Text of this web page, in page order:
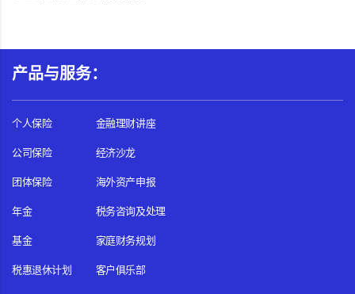
产品与服务：
个人保险
公司保险
团体保险
年金
基金
税惠退休计划
金融理财讲座
经济沙龙
海外资产申报
税务咨询及处理
家庭财务规划
客户俱乐部